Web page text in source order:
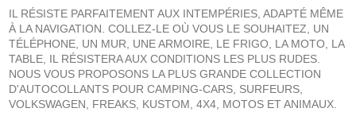
IL RÉSISTE PARFAITEMENT AUX INTEMPÉRIES, ADAPTÉ MÊME
À LA NAVIGATION. COLLEZ-LE OÙ VOUS LE SOUHAITEZ, UN
TÉLÉPHONE, UN MUR, UNE ARMOIRE, LE FRIGO, LA MOTO, LA
TABLE, IL RÉSISTERA AUX CONDITIONS LES PLUS RUDES.
NOUS VOUS PROPOSONS LA PLUS GRANDE COLLECTION
D'AUTOCOLLANTS POUR CAMPING-CARS, SURFEURS,
VOLKSWAGEN, FREAKS, KUSTOM, 4X4, MOTOS ET ANIMAUX.